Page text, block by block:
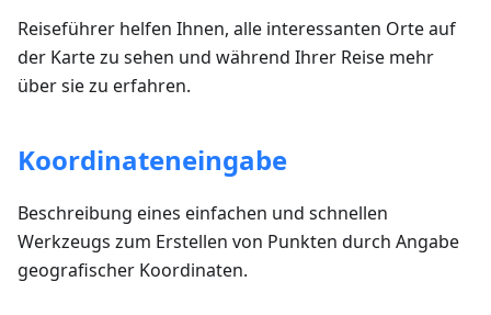
Reiseführer helfen Ihnen, alle interessanten Orte auf
der Karte zu sehen und während Ihrer Reise mehr
über sie zu erfahren.
Koordinateneingabe
Beschreibung eines einfachen und schnellen
Werkzeugs zum Erstellen von Punkten durch Angabe
geografischer Koordinaten.